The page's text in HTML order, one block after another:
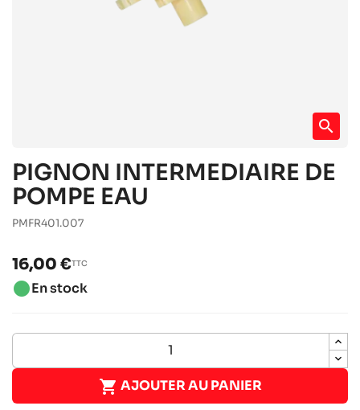
search
PIGNON INTERMEDIAIRE DE
POMPE EAU
PMFR401.007
16,00 €TTC
brightness_1En stock
 AJOUTER AU PANIER